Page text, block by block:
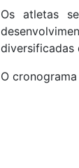
Os atletas
diversificadas
O